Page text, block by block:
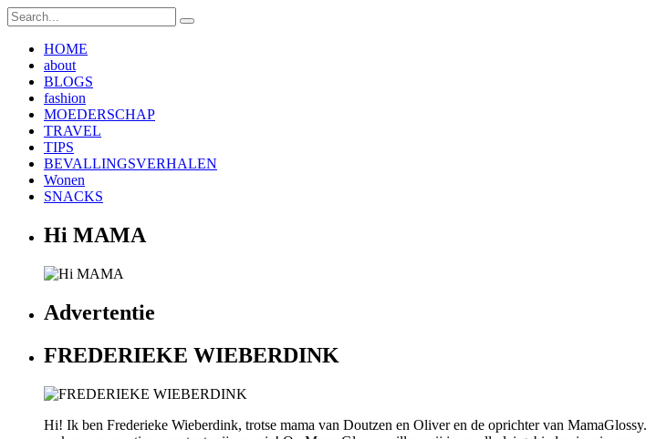
HOME
about
BLOGS
fashion
MOEDERSCHAP
TRAVEL
TIPS
BEVALLINGSVERHALEN
Wonen
SNACKS
Hi MAMA
Advertentie
FREDERIEKE WIEBERDINK
Hi! Ik ben Frederieke Wieberdink, trotse mama van Doutzen en Oliver en de oprichter van